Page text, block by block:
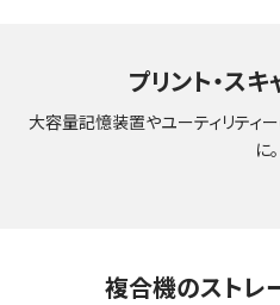
プリント・ス
大容量記憶装置やユーティリティ
に。
複合機のストレ